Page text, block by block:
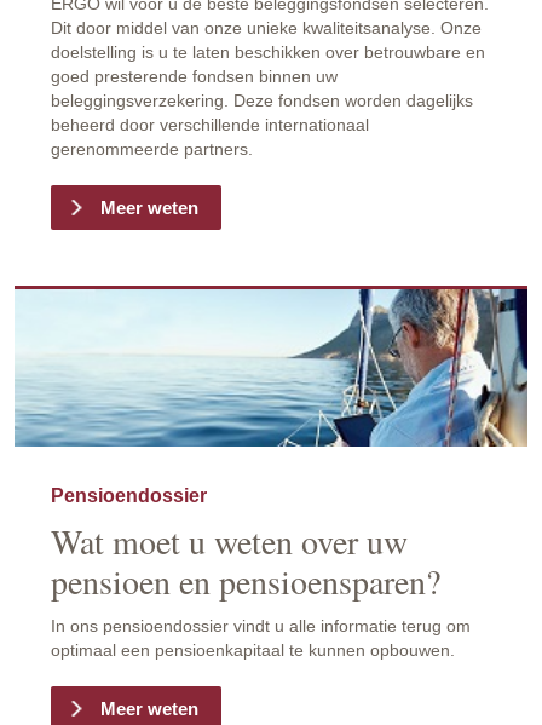
Dit door middel van onze unieke kwaliteitsanalyse. Onze
doelstelling is u te laten beschikken over betrouwbare en
goed presterende fondsen binnen uw
beleggingsverzekering. Deze fondsen worden dagelijks
beheerd door verschillende internationaal
gerenommeerde partners.
Meer weten
Pensioendossier
Wat moet u weten over uw
pensioen en pensioensparen?
In ons pensioendossier vindt u alle informatie terug om
optimaal een pensioenkapitaal te kunnen opbouwen.
Meer weten